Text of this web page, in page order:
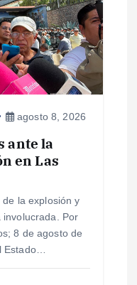
agosto 8, 2026
ante la
en Las
la explosión y
involucrada. Por
8 de agosto de
Estado…